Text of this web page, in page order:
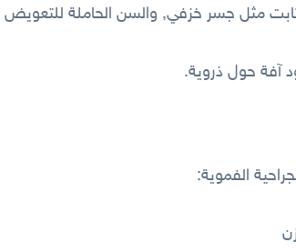
مثل جسر خزفي, والسن الحاملة للتعويض
الفموية: